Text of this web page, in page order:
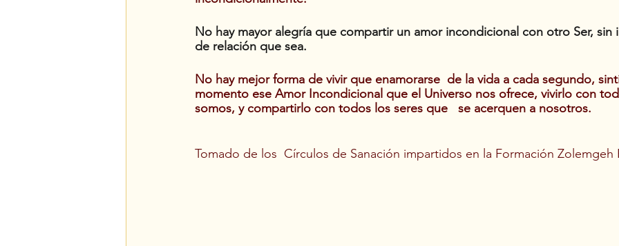
No hay mayor alegría que compartir un amor incondicional con otro Ser,
de relación que sea.
No hay mejor forma de vivir que enamorarse  de la vida a cada segundo,
momento ese Amor Incondicional que el Universo nos ofrece, vivirlo con
somos, y compartirlo con todos los seres que   se acerquen a nosotros.
Tomado de los  Círculos de Sanación impartidos en la Formación Zolemgeh